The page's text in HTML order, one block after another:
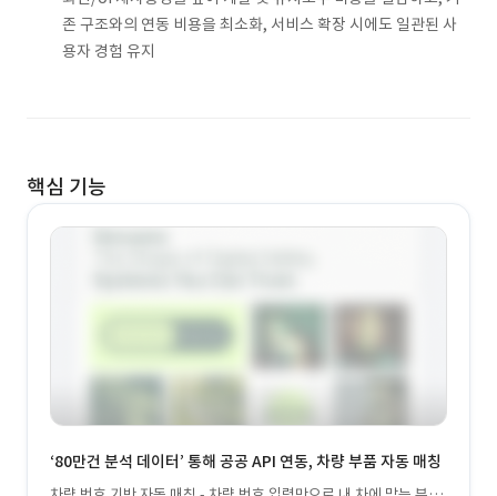
존 구조와의 연동 비용을 최소화, 서비스 확장 시에도 일관된 사
용자 경험 유지
핵심 기능
‘80만건 분석 데이터’ 통해 공공 API 연동, 차량 부품 자동 매칭